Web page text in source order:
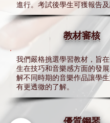
進行。考試後學生可獲報告及
教材審核
我們嚴格挑選學習教材，旨
生在技巧和音樂感方面的發
解不同時期的音樂作品讓學
有更透徹的了解。